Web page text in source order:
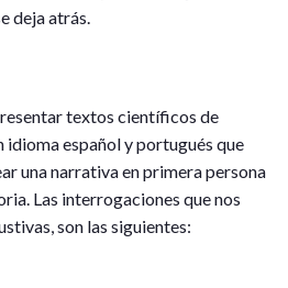
deja atrás.
textos científicos de
español y portugués que
una narrativa en primera persona
Las interrogaciones que nos
son las siguientes: